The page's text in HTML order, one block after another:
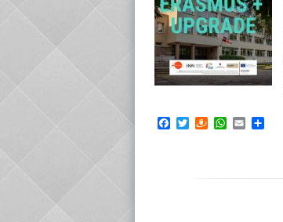
Facebook
TwitterDraugiem
WhatsApp
Email